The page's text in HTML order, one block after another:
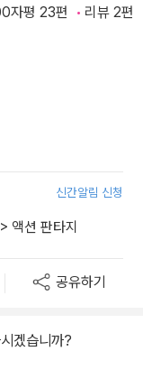
자평 23편 리뷰 2편
신간알림 신청
> 액션 판타지
공유하기
겠습니까?